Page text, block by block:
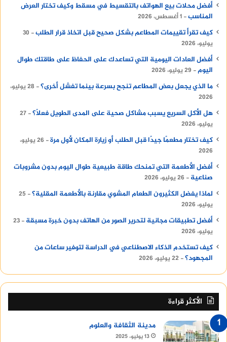
أفضل محلات بيع الهواتف بالتقسيط في مسقط وكيف تختار العرض
المناسب 1 أغسطس، 2026
كيف تقرأ تقييمات المطاعم بشكل صحيح قبل اتخاذ قرار الطلب
30
يوليو، 2026
أفضل العادات اليومية التي تساعدك على الحفاظ على طاقتك طوال
اليوم
29 يوليو، 2026
ما الذي يجعل بعض المطاعم تنجح بسرعة بينما تفشل أخرى؟
28 يوليو،
2026
هل الأكل السريع يسبب مشاكل صحية على المدى الطويل فعلًا؟ 27
يوليو، 2026
كيف تختار مطعمًا جيدًا قبل الطلب أو زيارة المكان لأول مرة
26 يوليو،
2026
أفضل الأطعمة التي تمنحك طاقة طبيعية طوال اليوم بدون مشروبات
صناعية
26 يوليو، 2026
لماذا يفضل الكثيرون الطعام المشوي مقارنة بالأطعمة المقلية؟
25
يوليو، 2026
أفضل تطبيقات مجانية لتحرير الصور من الهاتف بدون خبرة مسبقة
23
يوليو، 2026
كيف تستخدم الذكاء الاصطناعي في الدراسة لتوفير ساعات من
المجهود؟ 22 يوليو، 2026
الأكثر قراءة
مدينة الثقافة والعلوم
13 يوليو، 2025